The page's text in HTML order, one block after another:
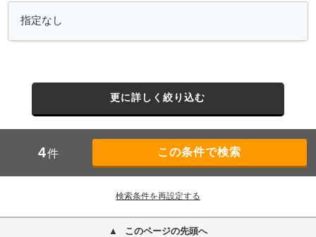
更に詳しく絞り込む
4件
検索条件を再設定する
このページの先頭へ